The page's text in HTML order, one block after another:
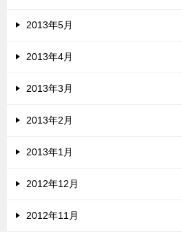
2013年5月
2013年4月
2013年3月
2013年2月
2013年1月
2012年12月
2012年11月